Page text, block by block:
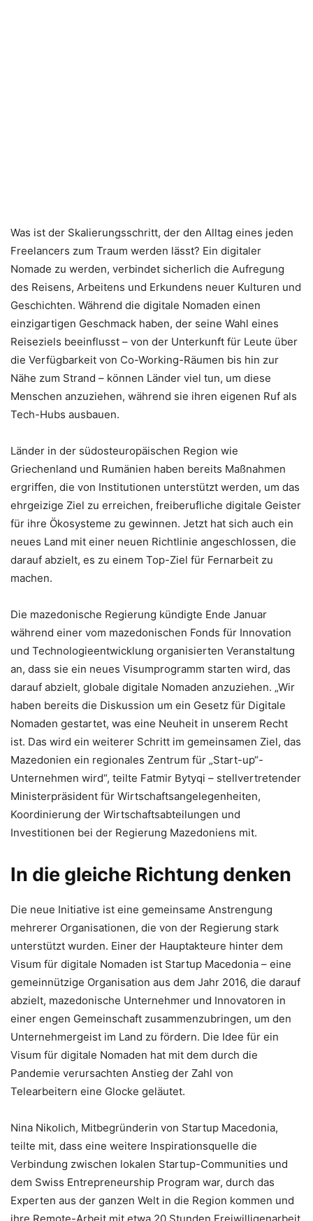
Was ist der Skalierungsschritt, der den Alltag eines jeden
Freelancers zum Traum werden lässt? Ein digitaler
Nomade zu werden, verbindet sicherlich die Aufregung
des Reisens, Arbeitens und Erkundens neuer Kulturen und
Geschichten. Während die digitale Nomaden einen
einzigartigen Geschmack haben, der seine Wahl eines
Reiseziels beeinflusst – von der Unterkunft für Leute über
die Verfügbarkeit von Co-Working-Räumen bis hin zur
Nähe zum Strand – können Länder viel tun, um diese
Menschen anzuziehen, während sie ihren eigenen Ruf als
Tech-Hubs ausbauen.
Länder in der südosteuropäischen Region wie
Griechenland und Rumänien haben bereits Maßnahmen
ergriffen, die von Institutionen unterstützt werden, um das
ehrgeizige Ziel zu erreichen, freiberufliche digitale Geister
für ihre Ökosysteme zu gewinnen. Jetzt hat sich auch ein
neues Land mit einer neuen Richtlinie angeschlossen, die
darauf abzielt, es zu einem Top-Ziel für Fernarbeit zu
machen.
Die mazedonische Regierung kündigte Ende Januar
während einer vom mazedonischen Fonds für Innovation
und Technologieentwicklung organisierten Veranstaltung
an, dass sie ein neues Visumprogramm starten wird, das
darauf abzielt, globale digitale Nomaden anzuziehen. „Wir
haben bereits die Diskussion um ein Gesetz für Digitale
Nomaden gestartet, was eine Neuheit in unserem Recht
ist. Das wird ein weiterer Schritt im gemeinsamen Ziel, das
Mazedonien ein regionales Zentrum für „Start-up“-
Unternehmen wird“, teilte Fatmir Bytyqi – stellvertretender
Ministerpräsident für Wirtschaftsangelegenheiten,
Koordinierung der Wirtschaftsabteilungen und
Investitionen bei der Regierung Mazedoniens mit.
In die gleiche Richtung denken
Die neue Initiative ist eine gemeinsame Anstrengung
mehrerer Organisationen, die von der Regierung stark
unterstützt wurden. Einer der Hauptakteure hinter dem
Visum für digitale Nomaden ist Startup Macedonia – eine
gemeinnützige Organisation aus dem Jahr 2016, die darauf
abzielt, mazedonische Unternehmer und Innovatoren in
einer engen Gemeinschaft zusammenzubringen, um den
Unternehmergeist im Land zu fördern. Die Idee für ein
Visum für digitale Nomaden hat mit dem durch die
Pandemie verursachten Anstieg der Zahl von
Telearbeitern eine Glocke geläutet.
Nina Nikolich, Mitbegründerin von Startup Macedonia,
teilte mit, dass eine weitere Inspirationsquelle die
Verbindung zwischen lokalen Startup-Communities und
dem Swiss Entrepreneurship Program war, durch das
Experten aus der ganzen Welt in die Region kommen und